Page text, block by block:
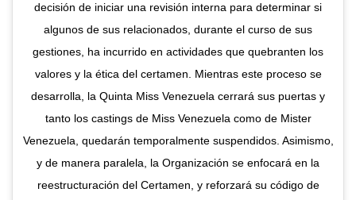
decisión de iniciar una revisión interna para determinar si
algunos de sus relacionados, durante el curso de sus
gestiones, ha incurrido en actividades que quebranten los
valores y la ética del certamen. Mientras este proceso se
desarrolla, la Quinta Miss Venezuela cerrará sus puertas y
tanto los castings de Miss Venezuela como de Mister
Venezuela, quedarán temporalmente suspendidos. Asimismo,
y de manera paralela, la Organización se enfocará en la
reestructuración del Certamen, y reforzará su código de